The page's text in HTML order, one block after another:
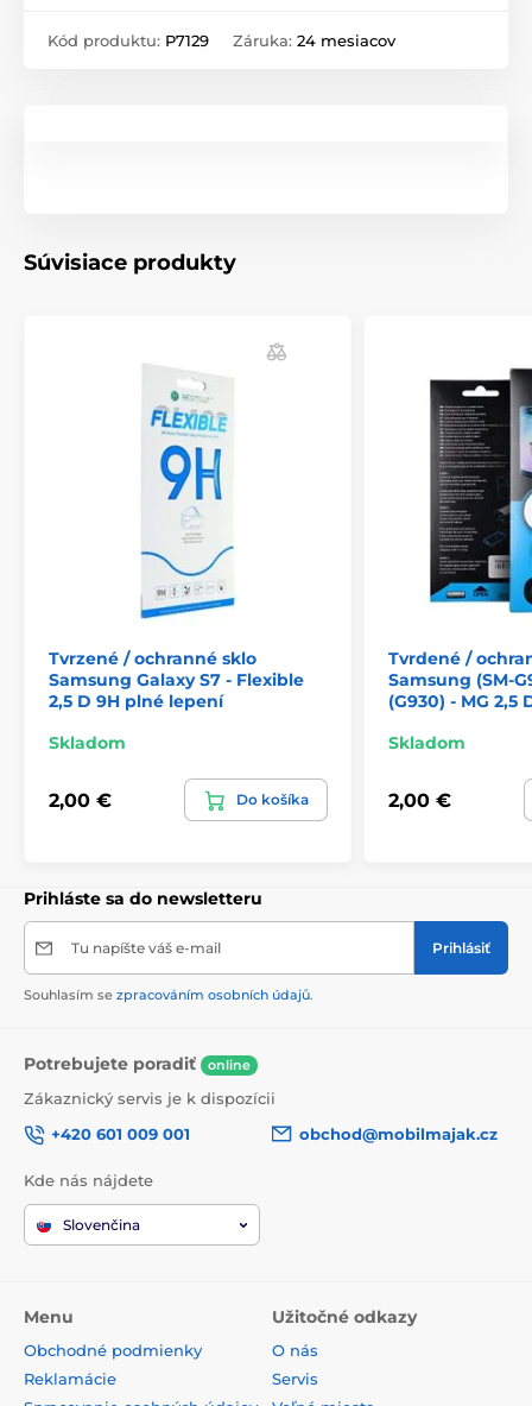
Kód produktu: P7129 Záruka: 24 mesiacov
Súvisiace produkty
Tvrzené / ochranné sklo
Samsung Galaxy S7 - Flexible
2,5 D 9H plné lepení
Skladom
2,00 € Do košíka
Tvrdené /
Samsung (SM-
(G930) - MG 2,5
Skladom
2,00 €
Prihláste sa do newsletteru
Tu napíšte váš e-mail Prihlásiť
Souhlasím se zpracováním osobních údajů.
Potrebujete poradiť online
Zákaznický servis je k dispozícii
+420 601 009 001
obchod@mobilmajak.cz
Kde nás nájdete
Slovenčina
Menu
Obchodné podmienky
Reklamácie
Užitočné odkazy
O nás
Servis